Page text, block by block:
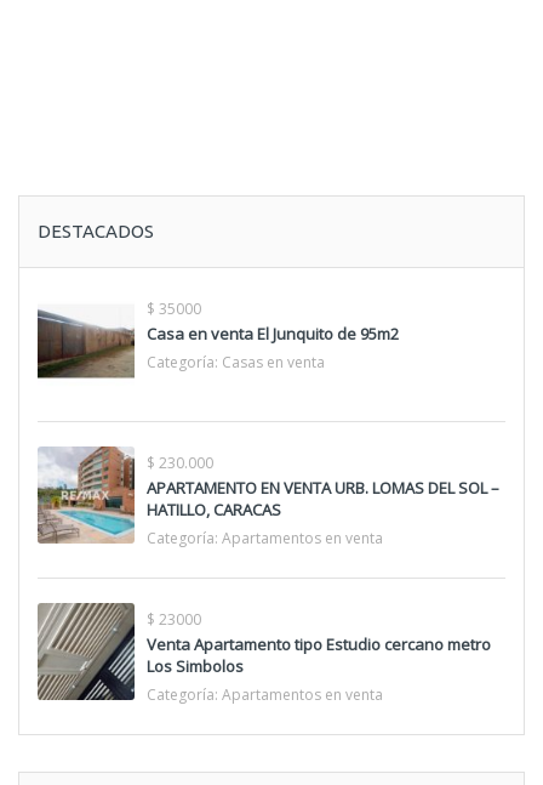
DESTACADOS
$ 35000
Casa en venta El Junquito de 95m2
Categoría: Casas en venta
$ 230.000
APARTAMENTO EN VENTA URB. LOMAS DEL SOL –
HATILLO, CARACAS
Categoría: Apartamentos en venta
$ 23000
Venta Apartamento tipo Estudio cercano metro
Los Simbolos
Categoría: Apartamentos en venta